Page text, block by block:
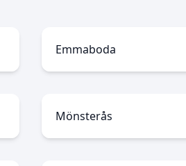
Emmaboda
Mönsterås